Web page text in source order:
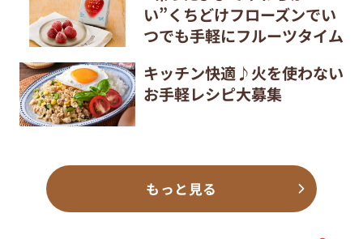
い”くちどけフローズンでい
つでも手軽にフルーツタイム
キッチン快適♪火を使わない
お手軽レシピ大募集
もっと見る